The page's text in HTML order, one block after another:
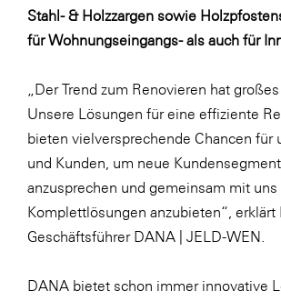
Wirtschaftskammer Salzburg
Fahrzeugtechnik
WKS Fachgruppe
WK UBIT
Zühlke
Media
Stahl- & Holzzargen sowie
für Wohnungseingangs- als auch für
„Der Trend zum Renovieren hat großes
Unsere Lösungen für eine effiziente
bieten vielversprechende Chancen für
und Kunden, um neue
anzusprechen und gemeinsam mit
Komplettlösungen anzubieten“, erklärt
Geschäftsführer DANA | JELD-WEN.
DANA bietet schon immer innovative